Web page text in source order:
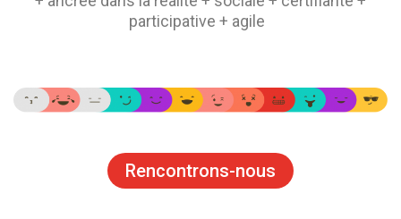
participative + agile
Rencontrons-nous